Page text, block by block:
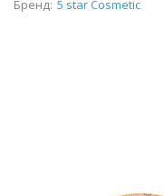
Бренд: 5 star Cosmetic